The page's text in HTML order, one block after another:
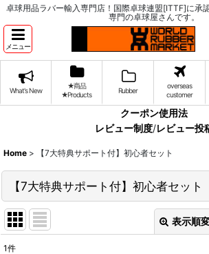
卓球用品ラバー輸入専門店！国際卓球連盟[ITTF]に承
専門の卓球屋さんです。
メニュー
What's New
★商品
★Products
Rubber
overseas
customer
クーポン使用法
レビュー制度/レビュー投
Home > 【7大特典サポート付】初心者セット
【7大特典サポート付】初心者セット
表示順
1件